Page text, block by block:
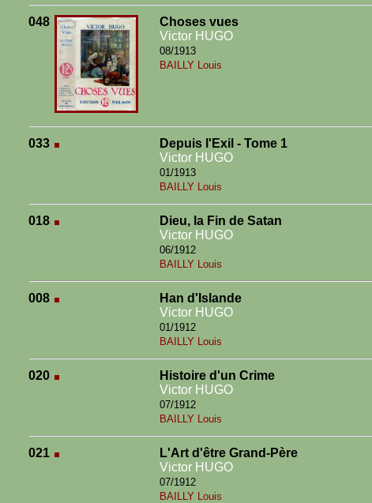
048
Choses vues
Victor HUGO
08/1913
BAILLY Louis
033
Depuis l'Exil - Tome 1
Victor HUGO
01/1913
BAILLY Louis
018
Dieu, la Fin de Satan
Victor HUGO
06/1912
BAILLY Louis
008
Han d'Islande
Victor HUGO
01/1912
BAILLY Louis
020
Histoire d'un Crime
Victor HUGO
07/1912
BAILLY Louis
021
L'Art d'être Grand-Père
Victor HUGO
07/1912
BAILLY Louis